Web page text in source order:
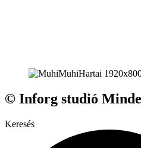
© Inforg studió
Keresés